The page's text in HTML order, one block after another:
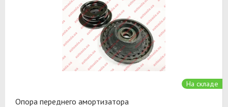
На складе
Опора переднего амортизатора